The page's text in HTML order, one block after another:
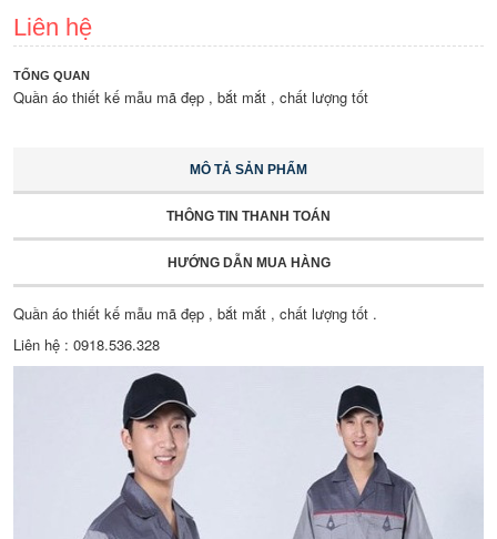
Liên hệ
TỔNG QUAN
Quần áo thiết kế mẫu mã đẹp , bắt mắt , chất lượng tốt
MÔ TẢ SẢN PHẨM
THÔNG TIN THANH TOÁN
HƯỚNG DẪN MUA HÀNG
Quần áo thiết kế mẫu mã đẹp , bắt mắt , chất lượng tốt .
Liên hệ : 0918.536.328